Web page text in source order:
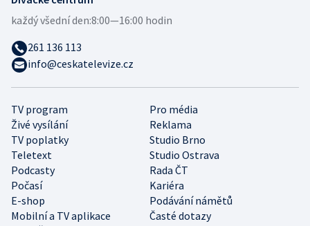
TV program
Pro média
Živé vysílání
Reklama
TV poplatky
Studio Brno
Teletext
Studio Ostrava
Podcasty
Rada ČT
Počasí
Kariéra
E-shop
Podávání námětů
Mobilní a TV aplikace
Časté dotazy
každý všední den:8:00—16:00 hodin
261 136 113
info@ceskatelevize.cz